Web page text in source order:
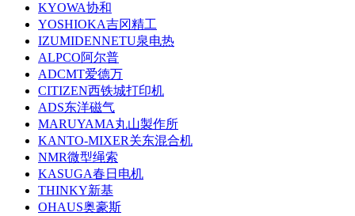
KYOWA协和
YOSHIOKA吉冈精工
IZUMIDENNETU泉电热
ALPCO阿尔普
ADCMT爱德万
CITIZEN西铁城打印机
ADS东洋磁气
MARUYAMA丸山製作所
KANTO-MIXER关东混合机
NMR微型绳索
KASUGA春日电机
THINKY新基
OHAUS奥豪斯